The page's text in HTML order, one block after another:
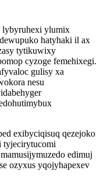
ylumix
hatyhaki il ax
tytikuwixy
cyzoge femehixegi.
gulisy xa
nesu
exibyciqisuq qezejoko
tyjecirytucomi
edimuj
ozyxus yqojyhapexev